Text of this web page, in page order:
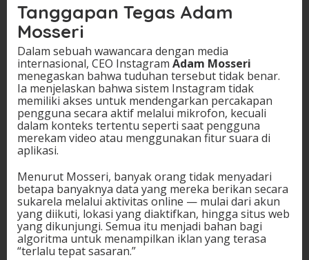
Tanggapan Tegas Adam
Mosseri
Dalam sebuah wawancara dengan media
internasional, CEO Instagram Adam Mosseri
menegaskan bahwa tuduhan tersebut tidak benar.
Ia menjelaskan bahwa sistem Instagram tidak
memiliki akses untuk mendengarkan percakapan
pengguna secara aktif melalui mikrofon, kecuali
dalam konteks tertentu seperti saat pengguna
merekam video atau menggunakan fitur suara di
aplikasi.
Menurut Mosseri, banyak orang tidak menyadari
betapa banyaknya data yang mereka berikan secara
sukarela melalui aktivitas online — mulai dari akun
yang diikuti, lokasi yang diaktifkan, hingga situs web
yang dikunjungi. Semua itu menjadi bahan bagi
algoritma untuk menampilkan iklan yang terasa
“terlalu tepat sasaran.”